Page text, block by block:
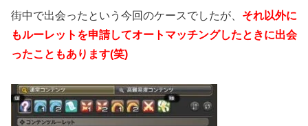
街中で出会ったという今回のケースでしたが、 それ以外に
もルーレットを申請してオートマッチングしたときに出会
ったこともあります(笑)